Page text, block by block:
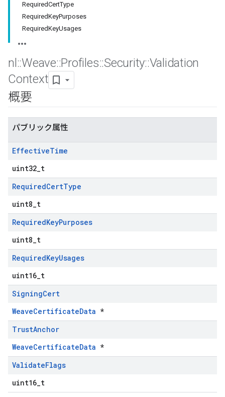
RequiredCertType
RequiredKeyPurposes
RequiredKeyUsages
nl ::Weave::Profiles::Security::Validation
Context
概要
パブリック属性
EffectiveTime
uint32_t
RequiredCertType
uint8_t
RequiredKeyPurposes
uint8_t
RequiredKeyUsages
uint16_t
SigningCert
WeaveCertificateData *
TrustAnchor
WeaveCertificateData *
ValidateFlags
uint16_t